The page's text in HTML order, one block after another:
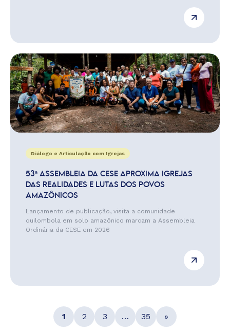
Diálogo e Articulação com Igrejas
53ª ASSEMBLEIA DA CESE APROXIMA IGREJAS
DAS REALIDADES E LUTAS DOS POVOS
AMAZÔNICOS
Lançamento de publicação, visita a comunidade
quilombola em solo amazônico marcam a Assembleia
Ordinária da CESE em 2026
1 2 3 … 35 »